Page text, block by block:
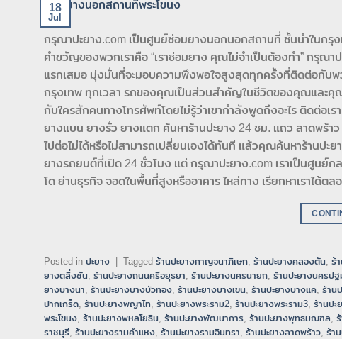
18
Jul
กรุณาปะยาง.com เป็นศูนย์ซ่อมยางนอกนอกสถานที่ ชั้นนำในกรุ
คำขวัญของพวกเราคือ “เราซ่อมยาง คุณไม่จำเป็นต้องทำ” กรุณ
แรกเสมอ มุ่งมั่นที่จะมอบความพึงพอใจสูงสุดทุกครั้งที่ติดต่อกับพ
กรุงเทพ ทุกเวลา รถของคุณเป็นส่วนสำคัญในชีวิตของคุณและคุณ
กับใครสักคนทางโทรศัพท์โดยไม่รู้ว่าเขากำลังพูดถึงอะไร ติดต่อเ
ยางแบน ยางรั่ว ยางแตก ค้นหาร้านปะยาง 24 ชม. แถว ลาดพร้
ไปต่อไม่ได้หรือไม่สามารถเปลี่ยนเองได้ทันที แล้วคุณค้นหาร้านปะ
ยางรถยนต์ที่เปิด 24 ชั่วโมง แต่ กรุณาปะยาง.com เราเป็นศูนย์
โด ย่านธุรกิจ จอดในพื้นที่สูงหรืออาคาร ไหล่ทาง เรียกหาเราได้ต
Posted in ปะยาง Tagged ร้านปะยางกาญจนาภิเษก, ร้านปะยางคลองตัน, ร้
ยางตลิ่งชัน, ร้านปะยางถนนศรีอยุธยา, ร้านปะยางนครนายก, ร้านปะยางนครปฐ
ยางบางนา, ร้านปะยางบางบัวทอง, ร้านปะยางบางเขน, ร้านปะยางบางแค, ร้าน
ปากเกร็ด, ร้านปะยางพญาไท, ร้านปะยางพระราม2, ร้านปะยางพระราม3, ร้านปะ
พระโขนง, ร้านปะยางพหลโยธิน, ร้านปะยางพัฒนาการ, ร้านปะยางพุทธมณฑล,
ราชบุรี, ร้านปะยางรามคำแหง, ร้านปะยางรามอินทรา, ร้านปะยางลาดพร้าว, ร้า